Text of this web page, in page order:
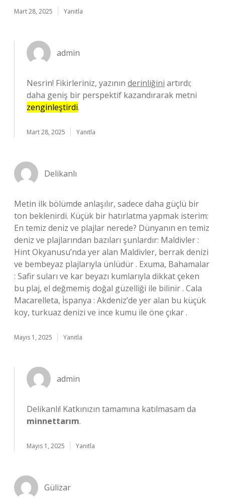
Mart 28, 2025 Yanıtla
admin
Nesrin! Fikirleriniz, yazının derinliğini artırdı;
daha geniş bir perspektif kazandırarak metni
zenginleştirdi.
Mart 28, 2025 Yanıtla
Delikanlı
Metin ilk bölümde anlaşılır, sadece daha güçlü bir
ton beklenirdi. Küçük bir hatırlatma yapmak isterim:
En temiz deniz ve plajlar nerede? Dünyanın en temiz
deniz ve plajlarından bazıları şunlardır: Maldivler :
Hint Okyanusu’nda yer alan Maldivler, berrak denizi
ve bembeyaz plajlarıyla ünlüdür . Exuma, Bahamalar
: Safir suları ve kar beyazı kumlarıyla dikkat çeken
bu plaj, el değmemiş doğal güzelliği ile bilinir . Cala
Macarelleta, İspanya : Akdeniz’de yer alan bu küçük
koy, turkuaz denizi ve ince kumu ile öne çıkar .
Mayıs 1, 2025 Yanıtla
admin
Delikanlı! Katkınızın tamamına katılmasam da
minnettarım.
Mayıs 1, 2025 Yanıtla
Gülizar